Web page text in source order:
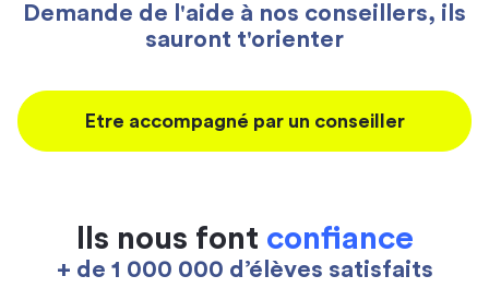
Demande de l'aide à nos conseillers, ils
sauront t'orienter
Etre accompagné par un conseiller
Ils nous font confiance
+ de 1 000 000 d’élèves satisfaits